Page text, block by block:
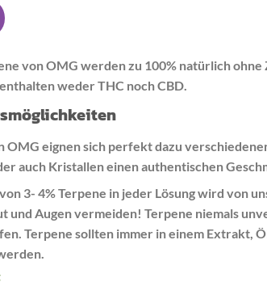
von OMG werden zu 100% natürlich
weder THC noch CBD.
OMG eignen sich perfekt dazu
auch Kristallen einen authentischen
3- 4% Terpene in jeder Lösung wird von
und Augen vermeiden! Terpene niemals
Terpene sollten immer in einem Extrakt,